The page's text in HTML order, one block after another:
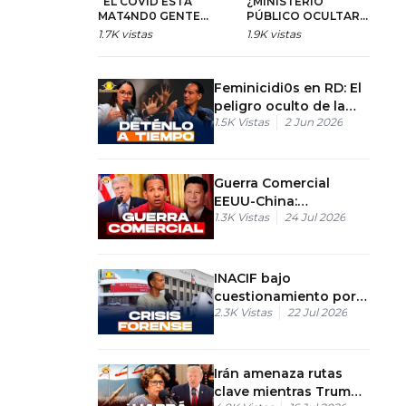
MAT4ND0 GENTE
IGUALITO QUE EN
1.7K vistas
PÚBLICO OCULTAR
PRUEBAS Y CREA
INFLADOS?
1.9K vistas
Feminicidi0s en RD: El
peligro oculto de la
independencia
1.5K Vistas 2 Jun 2026
Guerra Comercial
EEUU-China:
Consecuencias para
1.3K Vistas 24 Jul 2026
INACIF bajo
cuestionamiento por
manejo de cadáveres
2.3K Vistas 22 Jul 2026
Irán amenaza rutas
clave mientras Trump